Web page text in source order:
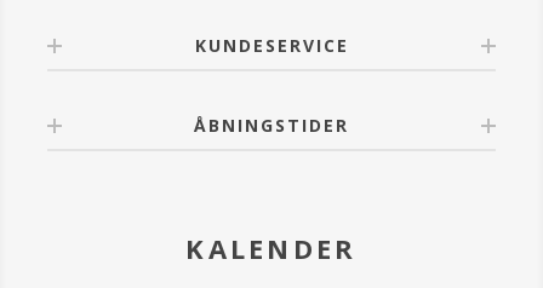
KUNDESERVICE
ÅBNINGSTIDER
KALENDER